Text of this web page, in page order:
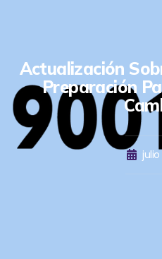
Actualización
Preparación
julio